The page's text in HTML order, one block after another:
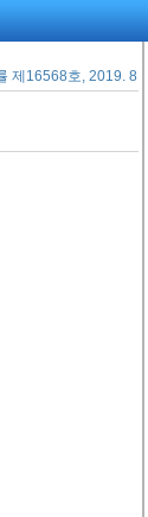
제16568호, 2019. 8.